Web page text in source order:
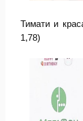
Тимати и
1,78)